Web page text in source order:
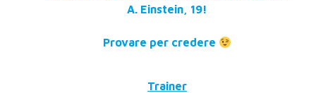
A. Einstein, 19!
Provare per credere
Trainer